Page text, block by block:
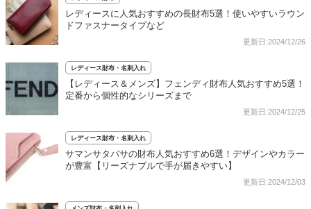
レディースに人気おすすめの長財布5選！使いやすいラウン
ドファスナータイプなど
更新日:2024/12/26
レディース財布・名刺入れ
【レディース＆メンズ】フェンディ財布人気おすすめ5選！
定番から個性的なシリーズまで
更新日:2024/12/25
レディース財布・名刺入れ
サマンサタバサの財布人気おすすめ6選！デザインやカラー
が豊富【リーズナブルで手が届きやすい】
更新日:2024/12/03